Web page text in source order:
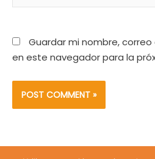
Guardar mi nombre,
en este navegador para la